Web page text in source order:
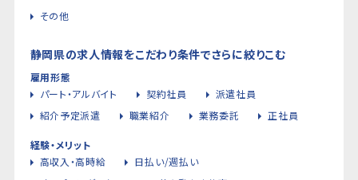
その他
静岡県の求人情報をこだわり条件でさらに絞りこむ
雇用形態
パート・アルバイト
契約社員
派遣社員
紹介予定派遣
職業紹介 業務委託 正社員
経験・メリット
高収入・高時給
日払い/週払い